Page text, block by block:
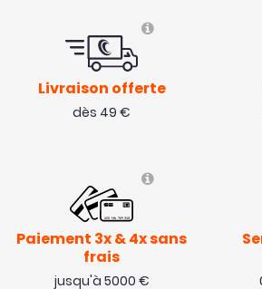
Livraison offerte
dès 49 €
Paiement 3x & 4x sans
frais
jusqu'à 5000 €